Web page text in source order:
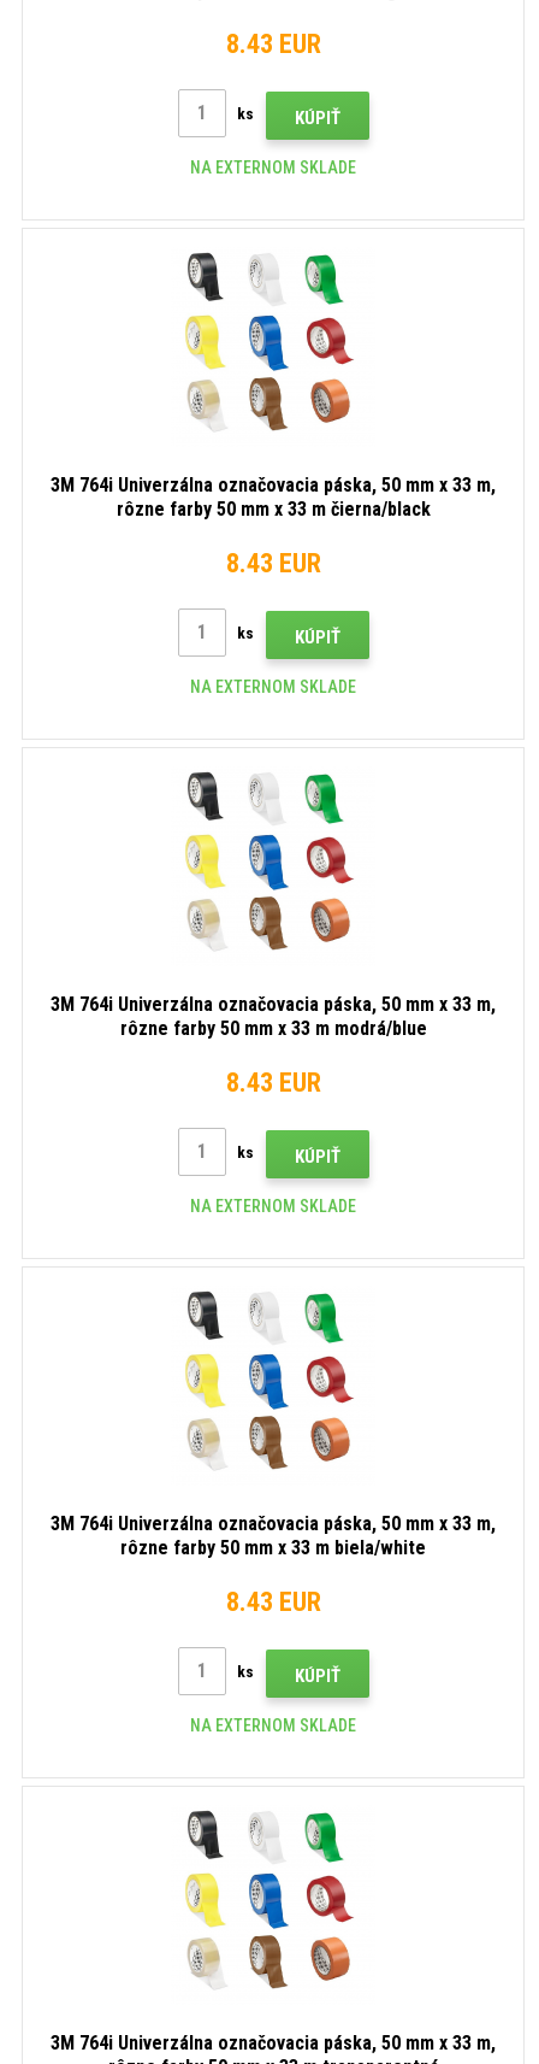
8.43 EUR
ks KÚPIŤ
NA EXTERNOM SKLADE
3M 764i Univerzálna označovacia páska, 50 mm x 33 m,
rôzne farby 50 mm x 33 m čierna/black
8.43 EUR
ks KÚPIŤ
NA EXTERNOM SKLADE
3M 764i Univerzálna označovacia páska, 50 mm x 33 m,
rôzne farby 50 mm x 33 m modrá/blue
8.43 EUR
ks KÚPIŤ
NA EXTERNOM SKLADE
3M 764i Univerzálna označovacia páska, 50 mm x 33 m,
rôzne farby 50 mm x 33 m biela/white
8.43 EUR
ks KÚPIŤ
NA EXTERNOM SKLADE
3M 764i Univerzálna označovacia páska, 50 mm x 33 m,